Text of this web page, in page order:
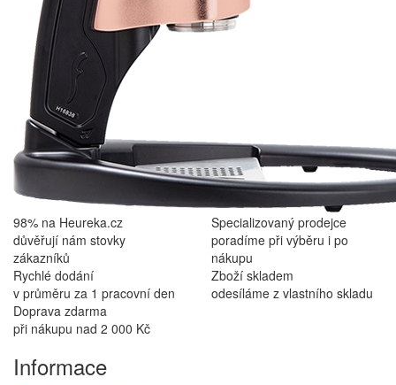
98% na Heureka.cz
důvěřují nám stovky
zákazníků
Specializovaný prodejce
poradíme při výběru i po
nákupu
Rychlé dodání
v průměru za 1 pracovní den
Zboží skladem
odesíláme z vlastního skladu
Doprava zdarma
při nákupu nad 2 000 Kč
Informace